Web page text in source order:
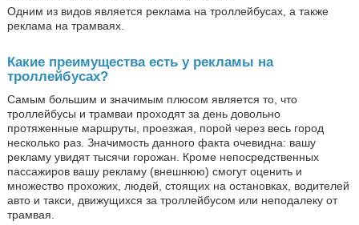
Одним из видов является реклама на троллейбусах, а также
реклама на трамваях.
Какие преимущества есть у рекламы на
троллейбусах?
Самым большим и значимым плюсом является то, что
троллейбусы и трамваи проходят за день довольно
протяженные маршруты, проезжая, порой через весь город
несколько раз. Значимость данного факта очевидна: вашу
рекламу увидят тысячи горожан. Кроме непосредственных
пассажиров вашу рекламу (внешнюю) смогут оценить и
множество прохожих, людей, стоящих на остановках, водителей
авто и такси, движущихся за троллейбусом или неподалеку от
трамвая.